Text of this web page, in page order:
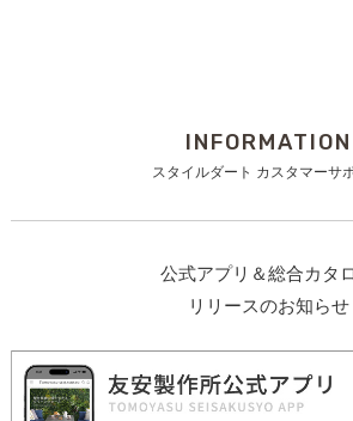
INFORMATION
スタイルダート カスタマーサ
公式アプリ＆総合カタ
リリースのお知らせ